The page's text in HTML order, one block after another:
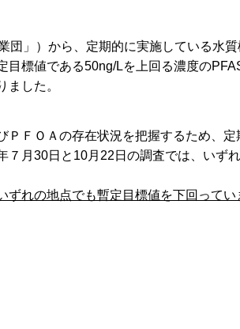
団」）から、定期的に実施している水
標値である50ng/Lを上回る濃度の
した。
ＦＯＡの存在状況を把握するため、定
月30日と10月22日の調査では、いず
れの地点でも暫定目標値を下回ってい